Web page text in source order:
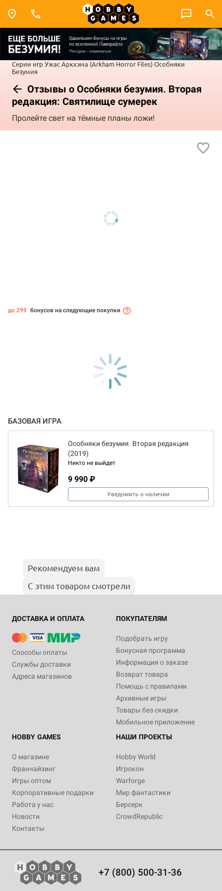
Серии игр Ужас Аркхэма (Arkham Horror Files)Особняки
Безумия
Отзывы о Особняки безумия. Вторая
редакция: Святилище сумерек
Пролейте свет на тёмные планы ложи!
до 299 бонусов на следующие покупки
БАЗОВАЯ ИГРА
Особняки безумия. Вторая редакция
(2019)
Никто не выйдет
9 990 ₽
Уведомить о наличии
Рекомендуем вам
С этим товаром смотрели
ДОСТАВКА И ОПЛАТА
Способы оплаты
Службы доставки
Адреса магазинов
ПОКУПАТЕЛЯМ
Подобрать игру
Бонусная программа
Информация о заказе
Возврат товара
Помощь с правилами
Архивные игры
Товары без скидки
Мобильное приложение
HOBBY GAMES
О магазине
Франчайзинг
Игры оптом
Корпоративные подарки
Работа у нас
Новости
Контакты
НАШИ ПРОЕКТЫ
Hobby World
Игрокон
Warforge
Мир фантастики
Берсерк
CrowdRepublic
+7 (800) 500-31-36